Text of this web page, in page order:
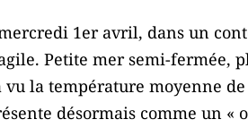
1er avril, dans un
Petite mer semi-fermée,
la température moyenne
désormais comme un «